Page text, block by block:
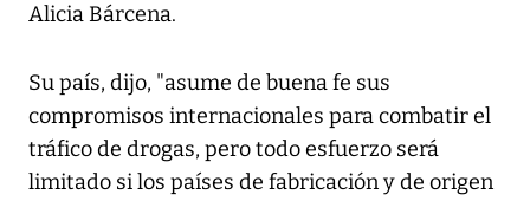
Alicia Bárcena.
Su país, dijo, "asume de buena fe sus
compromisos internacionales para combatir el
tráfico de drogas, pero todo esfuerzo será
limitado si los países de fabricación y de origen